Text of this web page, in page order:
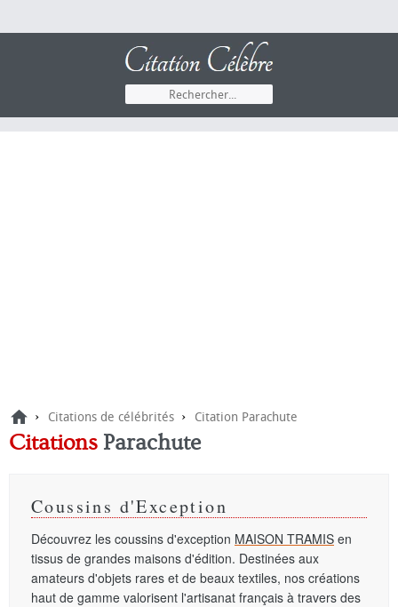
› Citations de célébrités › Citation Parachute
Citations Parachute
Coussins d'Exception
Découvrez les coussins d'exception MAISON TRAMIS en
tissus de grandes maisons d'édition. Destinées aux
amateurs d'objets rares et de beaux textiles, nos créations
haut de gamme valorisent l'artisanat français à travers des